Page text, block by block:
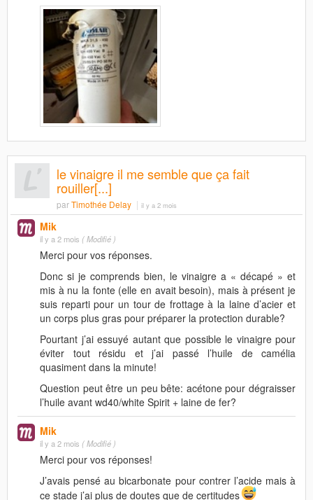
le vinaigre il me semble que ça fait
rouiller[...]
parTimothée Delay il y a 2 mois
Mik
il y a 2 mois ( Modifié )
Merci pour vos réponses.
Donc si je comprends bien, le vinaigre a « décapé » et
mis à nu la fonte (elle en avait besoin), mais à présent je
suis reparti pour un tour de frottage à la laine d’acier et
un corps plus gras pour préparer la protection durable?
Pourtant j’ai essuyé autant que possible le vinaigre pour
éviter tout résidu et j’ai passé l’huile de camélia
quasiment dans la minute!
Question peut être un peu bête: acétone pour dégraisser
l’huile avant wd40/white Spirit + laine de fer?
Mik
il y a 2 mois ( Modifié )
Merci pour vos réponses!
J’avais pensé au bicarbonate pour contrer l’acide mais à
ce stade j’ai plus de doutes que de certitudes